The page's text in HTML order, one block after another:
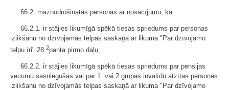
66.2. maznodrošinātas personas ar nosacījumu, ka:
66.2.1. ir stājies likumīgā spēkā tiesas spriedums par personas
izlikšanu no dzīvojamās telpas saskaņā ar likuma "Par dzīvojamo
telpu īri" 28. 2panta pirmo daļu;
66.2.2. ir stājies likumīgā spēkā tiesas spriedums par pensijas
vecumu sasniegušas vai par 1. vai 2.grupas invalīdu atzītas personas
izlikšanu no dzīvojamās telpas saskaņā ar likuma "Par dzīvojamo